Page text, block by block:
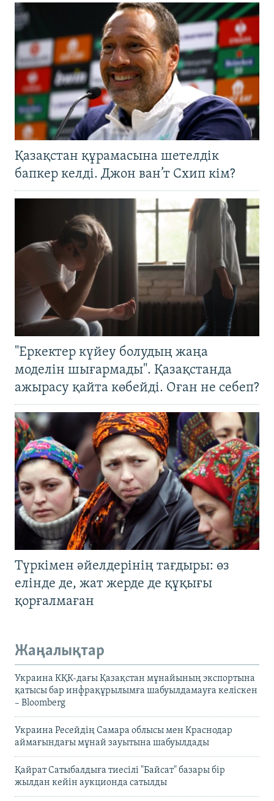
Қазақстан құрамасына шетелдік
бапкер келді. Джон ван’т Схип кім?
"Еркектер күйеу болудың жаңа
моделін шығармады". Қазақстанда
ажырасу қайта көбейді. Оған не себеп?
Түркімен әйелдерінің тағдыры: өз
елінде де, жат жерде де құқығы
қорғалмаған
Жаңалықтар
Украина КҚК-дағы Қазақстан мұнайының экспортына
қатысы бар инфрақұрылымға шабуылдамауға келіскен
– Bloomberg
Украина Ресейдің Самара облысы мен Краснодар
аймағындағы мұнай зауытына шабуылдады
Қайрат Сатыбалдыға тиесілі "Байсат" базары бір
жылдан кейін аукционда сатылды